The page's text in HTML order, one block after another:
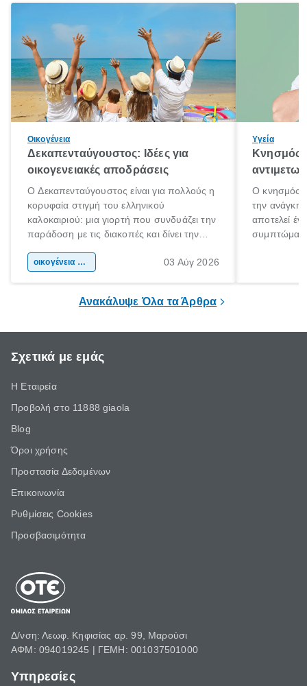
Οικογένεια
Δεκαπενταύγουστος: Ιδέες για
οικογενειακές αποδράσεις
Ο Δεκαπενταύγουστος είναι για πολλούς η
κορυφαία στιγμή του ελληνικού
καλοκαιριού: μια γιορτή που συνδυάζει την
παράδοση με τις διακοπές και δίνει την
χώρας. Είτε πρόκειται για λίγες μέρες
οικογένεια & παιδί 03 Αύγ 2026
Υγεία
Κνησμός:
Ο κνησμός
την ανάγκη
αποτελεί
Ανακάλυψε Όλα τα Άρθρα
Σχετικά με εμάς
Η Εταιρεία
Προβολή στο 11888 giaola
Blog
Όροι χρήσης
Προστασία Δεδομένων
Επικοινωνία
Ρυθμίσεις Cookies
Προσβασιμότητα
Δ/νση: Λεωφ. Κηφισίας αρ. 99, Μαρούσι
ΑΦΜ: 094019245 | ΓΕΜΗ: 001037501000
Υπηρεσίες